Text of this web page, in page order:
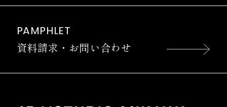
PAMPHLET
資料請求・お問い合わせ